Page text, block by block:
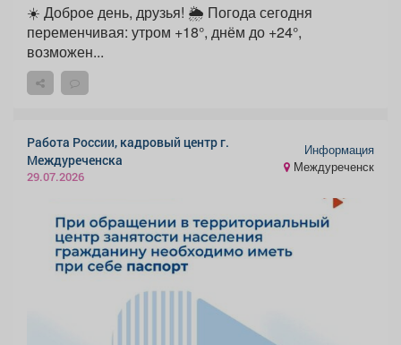
☀️ Доброе день, друзья! 🌦 Погода сегодня
переменчивая: утром +18°, днём до +24°,
возможен...
Работа России, кадровый центр г.
Междуреченска
29.07.2026
Информация
Междуреченск